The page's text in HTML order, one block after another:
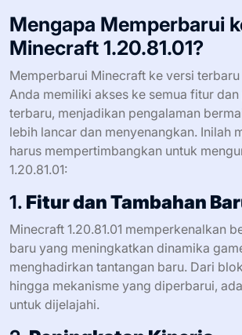
Mengapa Memperbarui
Minecraft 1.20.81.01?
Memperbarui Minecraft ke versi
Anda memiliki akses ke semua fitur
terbaru, menjadikan pengalaman
lebih lancar dan menyenangkan. Inilah
harus mempertimbangkan untuk
1.20.81.01:
1. Fitur dan Tambahan
Minecraft 1.20.81.01 memperkenalkan
baru yang meningkatkan dinamika
menghadirkan tantangan baru. Dari
hingga mekanisme yang diperbarui,
untuk dijelajahi.